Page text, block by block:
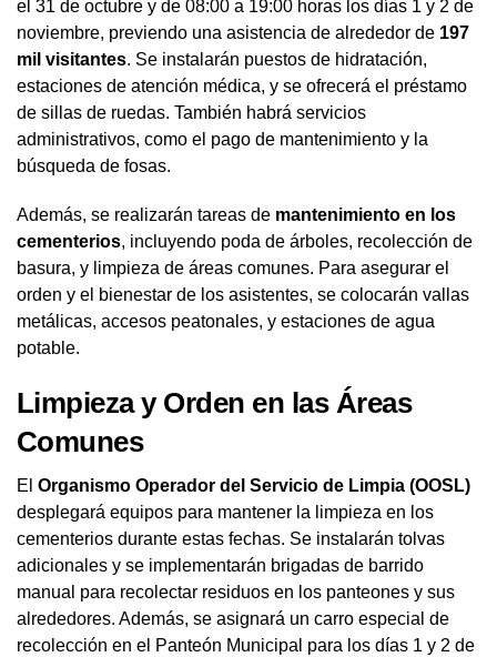
el 31 de octubre y de 08:00 a 19:00 horas los días 1 y 2 de
noviembre, previendo una asistencia de alrededor de 197
mil visitantes. Se instalarán puestos de hidratación,
estaciones de atención médica, y se ofrecerá el préstamo
de sillas de ruedas. También habrá servicios
administrativos, como el pago de mantenimiento y la
búsqueda de fosas.
Además, se realizarán tareas de mantenimiento en los
cementerios, incluyendo poda de árboles, recolección de
basura, y limpieza de áreas comunes. Para asegurar el
orden y el bienestar de los asistentes, se colocarán vallas
metálicas, accesos peatonales, y estaciones de agua
potable.
Limpieza y Orden en las Áreas
Comunes
El Organismo Operador del Servicio de Limpia (OOSL)
desplegará equipos para mantener la limpieza en los
cementerios durante estas fechas. Se instalarán tolvas
adicionales y se implementarán brigadas de barrido
manual para recolectar residuos en los panteones y sus
alrededores. Además, se asignará un carro especial de
recolección en el Panteón Municipal para los días 1 y 2 de